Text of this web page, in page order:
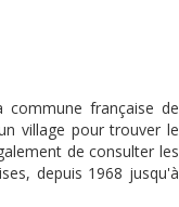
commune française de
village pour trouver le
de consulter les
depuis 1968 jusqu'à